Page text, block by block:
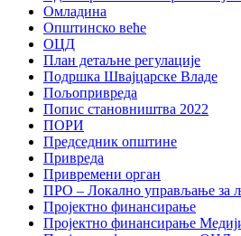
Омладина
Општинско веће
ОЦД
План детаљне регулације
Подршка Швајцарске Владе
Пољопривреда
Попис становништва 2022
ПОРИ
Председник општине
Привреда
Привремени орган
ПРО – Локално управљање за
Пројектно финансирање
Пројектно финансирање